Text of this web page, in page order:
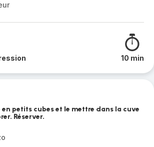
10 min
petits cubes et le mettre dans la cuve
Réserver.